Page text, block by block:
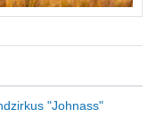
"Johnass"